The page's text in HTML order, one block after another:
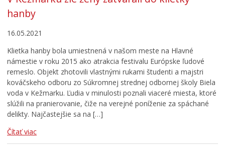
hanby
16.05.2021
Klietka hanby bola umiest­nená v našom meste na Hlavné
námestie v roku 2015 ako atrakcia festivalu Európske ľudové
remeslo. Objekt zhotovili vlastnými rukami študenti a majstri
kováčskeho odboru zo Súkromnej strednej odbornej školy Bie­la
voda v Kežmarku. Ľudia v minulosti poznali viaceré miesta, ktoré
slúžili na pranierovanie, čiže na verejné poníženie za spáchané
delikty. Najčastejšie sa na […]
Čítať viac